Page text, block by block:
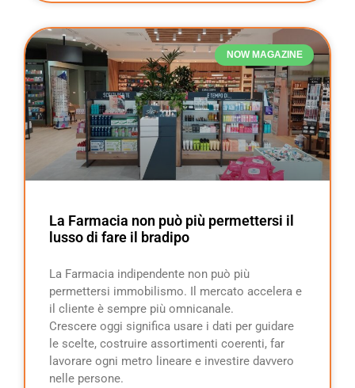
NOW MAGAZINE
La Farmacia non può più permettersi il
lusso di fare il bradipo
La Farmacia indipendente non può più
permettersi immobilismo. Il mercato accelera e
il cliente è sempre più omnicanale.
Crescere oggi significa usare i dati per guidare
le scelte, costruire assortimenti coerenti, far
lavorare ogni metro lineare e investire davvero
nelle persone.